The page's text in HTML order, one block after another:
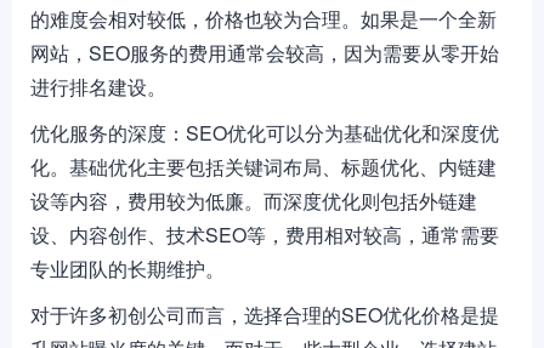
的难度会相对较低，价格也较为合理。如果是一个全新
网站，SEO服务的费用通常会较高，因为需要从零开始
进行排名建设。
优化服务的深度：SEO优化可以分为基础优化和深度优
化。基础优化主要包括关键词布局、标题优化、内链建
设等内容，费用较为低廉。而深度优化则包括外链建
设、内容创作、技术SEO等，费用相对较高，通常需要
专业团队的长期维护。
对于许多初创公司而言，选择合理的SEO优化价格是提